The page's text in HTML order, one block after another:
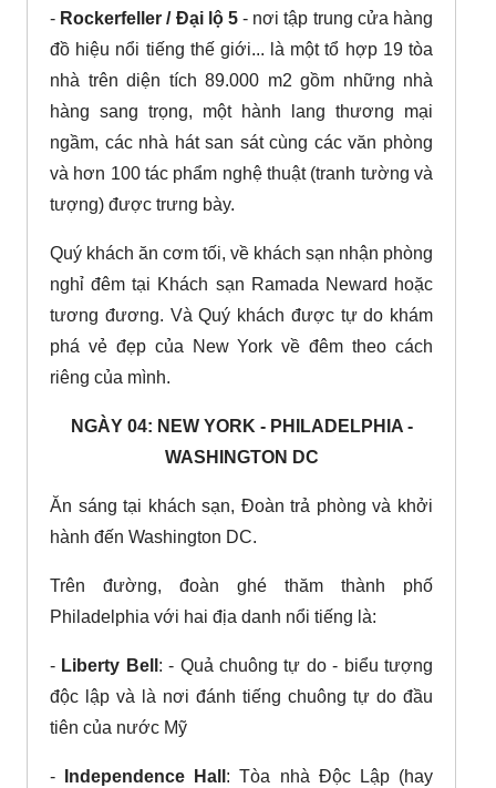
- Rockerfeller / Đại lộ 5- nơi tập trung cửa hàng
đồ hiệu nổi tiếng thế giới... là một tổ hợp 19 tòa
nhà trên diện tích 89.000 m2 gồm những nhà
hàng sang trọng, một hành lang thương mại
ngầm, các nhà hát san sát cùng các văn phòng
và hơn 100 tác phẩm nghệ thuật (tranh tường và
tượng) được trưng bày.
Quý khách ăn cơm tối, về khách sạn nhận phòng
nghỉ đêm tại Khách sạn Ramada Neward hoặc
tương đương. Và Quý khách được tự do khám
phá vẻ đẹp của New York về đêm theo cách
riêng của mình.
NGÀY 04: NEW YORK - PHILADELPHIA -
WASHINGTON DC
Ăn sáng tại khách sạn, Đoàn trả phòng và khởi
hành đến Washington DC.
Trên đường, đoàn ghé thăm thành phố
Philadelphia với hai địa danh nổi tiếng là:
- Liberty Bell : - Quả chuông tự do - biểu tượng
độc lập và là nơi đánh tiếng chuông tự do đầu
tiên của nước Mỹ
- Independence Hall : Tòa nhà Độc Lập (hay